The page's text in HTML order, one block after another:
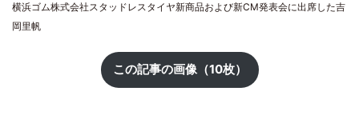
横浜ゴム株式会社スタッドレスタイヤ新商品および新CM発表会に出席した吉
岡里帆
この記事の画像（10枚）